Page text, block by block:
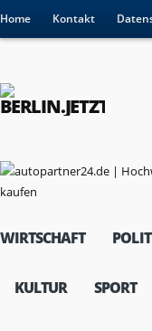
Home Kontakt
WIRTSCHAFT
KULTUR SPORT